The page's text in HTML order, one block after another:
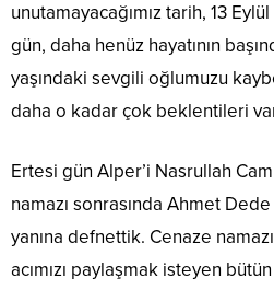
unutamayacağımız tarih, 13
gün, daha henüz hayatının
yaşındaki sevgili oğlumuzu
daha o kadar çok beklentileri
Ertesi gün Alper’i Nasrullah
namazı sonrasında Ahmet
yanına defnettik. Cenaze
acımızı paylaşmak isteyen